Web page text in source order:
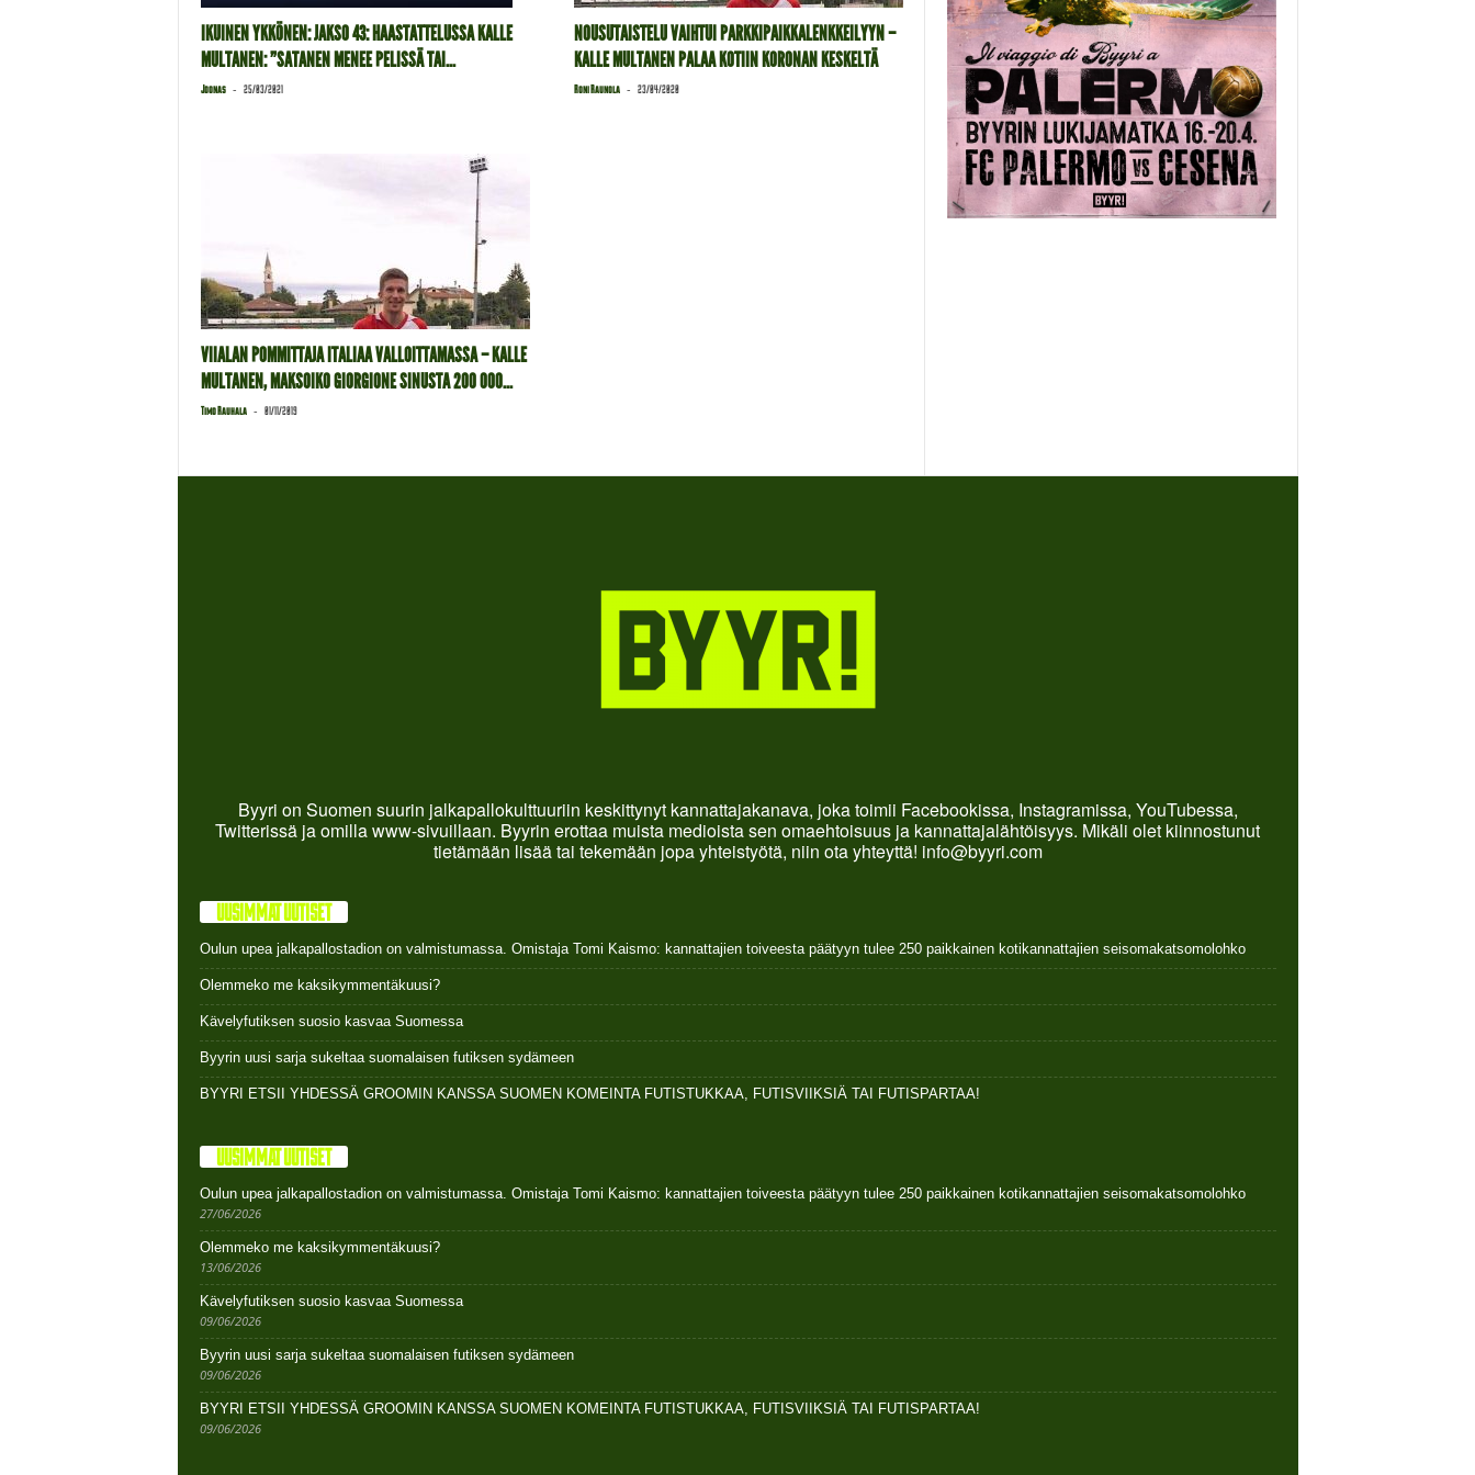
IKUINEN YKKÖNEN: JAKSO 43: HAASTATTELUSSA KALLE
MULTANEN: ”SATANEN MENEE PELISSÄ TAI...
Joonas - 25/03/2021
NOUSUTAISTELU VAIHTUI PARKKIPAIKKALENKKEILYYN –
KALLE MULTANEN PALAA KOTIIN KORONAN KESKELTÄ
Roni Raunola - 23/04/2020
VIIALAN POMMITTAJA ITALIAA VALLOITTAMASSA – KALLE
MULTANEN, MAKSOIKO GIORGIONE SINUSTA 200 000...
Timo Rauhala - 01/11/2019
Byyri on Suomen suurin jalkapallokulttuuriin keskittynyt kannattajakanava, joka toimii Facebookissa, Instagramissa, YouTubessa,
Twitterissä ja omilla www-sivuillaan. Byyrin erottaa muista medioista sen omaehtoisuus ja kannattajalähtöisyys. Mikäli olet kiinnostunut
tietämään lisää tai tekemään jopa yhteistyötä, niin ota yhteyttä! info@byyri.com
UUSIMMAT UUTISET
Oulun upea jalkapallostadion on valmistumassa. Omistaja Tomi Kaismo: kannattajien toiveesta päätyyn tulee 250 paikkainen kotikannattajien seisomakatsomolohko
Olemmeko me kaksikymmentäkuusi?
Kävelyfutiksen suosio kasvaa Suomessa
Byyrin uusi sarja sukeltaa suomalaisen futiksen sydämeen
BYYRI ETSII YHDESSÄ GROOMIN KANSSA SUOMEN KOMEINTA FUTISTUKKAA, FUTISVIIKSIÄ TAI FUTISPARTAA!
UUSIMMAT UUTISET
Oulun upea jalkapallostadion on valmistumassa. Omistaja Tomi Kaismo: kannattajien toiveesta päätyyn tulee 250 paikkainen kotikannattajien seisomakatsomolohko
27/06/2026
Olemmeko me kaksikymmentäkuusi?
13/06/2026
Kävelyfutiksen suosio kasvaa Suomessa
09/06/2026
Byyrin uusi sarja sukeltaa suomalaisen futiksen sydämeen
09/06/2026
BYYRI ETSII YHDESSÄ GROOMIN KANSSA SUOMEN KOMEINTA FUTISTUKKAA, FUTISVIIKSIÄ TAI FUTISPARTAA!
09/06/2026